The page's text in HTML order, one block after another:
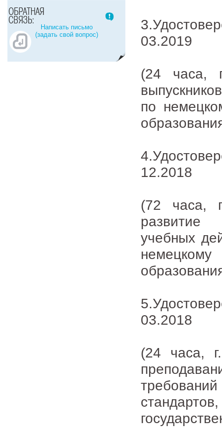
Написать письмо
(задать свой вопрос)
03.2019
(24 часа,
по
12.2018
(72 часа,
развитие
учебных
03.2018
(24 часа,